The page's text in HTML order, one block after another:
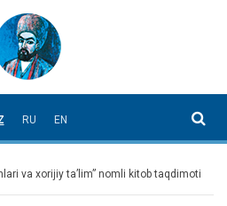
RU EN
va xorijiy ta’lim” nomli kitob taqdimoti